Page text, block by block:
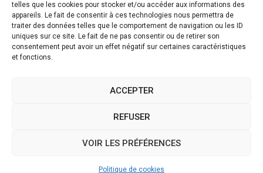
telles que les cookies pour stocker et/ou accéder aux informations des
appareils. Le fait de consentir à ces technologies nous permettra de
traiter des données telles que le comportement de navigation ou les ID
uniques sur ce site. Le fait de ne pas consentir ou de retirer son
consentement peut avoir un effet négatif sur certaines caractéristiques
et fonctions.
ACCEPTER
REFUSER
VOIR LES PRÉFÉRENCES
Politique de cookies
Mentions légales
Traitement de données personnelles
(sites internet de collectivités &